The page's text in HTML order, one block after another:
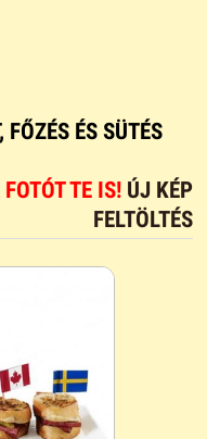
ÉS SÜTÉS
TE IS! ÚJ KÉP
FELTÖLTÉS